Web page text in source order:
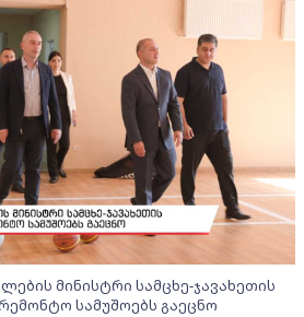
მინისტრი სამცხე-ჯავახეთის
სამუშოებს გაეცნო